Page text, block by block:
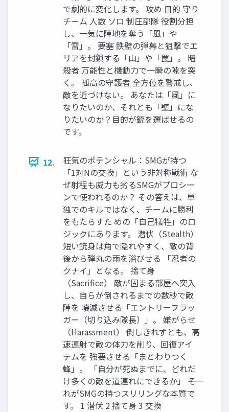
で劇的に変化します。 攻め 目的 守り
チーム 人数 ソロ 制圧部隊 役割分担
し、一気に陣地を奪う「風」や
「雷」。 要塞 鉄壁の弾幕と狙撃でエ
リアを封鎖する「山」や「罠」。 暗
殺者 万能性と機動力で一瞬の隙を突
く。 孤高の守護者 全方位を警戒し、
敵を近づけない。 あなたは「風」に
なりたいのか、それとも「壁」にな
りたいのか？目的が銃を選ばせるの
です。
12.
狂気のポテンシャル：SMGが持つ
「1対Nの交換」という非対称戦術 な
ぜ射程も威力も劣るSMGがプロシー
ンで使われるのか？ その答えは、単
独でのキルではなく、チームに勝利
をもたらすた めの「自己犠牲」のロ
ジックにあります。 潜伏（Stealth）
短い銃身は角で隠れやすく、敵の背
後から弾丸の雨を浴びせる 「忍者の
クナイ」となる。 捨て身
（Sacrifice） 敵が固まる部屋へ突入
し、自らが倒されるまでの数秒で敵
陣を 壊滅させる「エントリーフラッ
ガー（切り込み隊長）」。 嫌がらせ
（Harassment） 倒しきれずとも、高
速連射で敵の体力を削り、回復アイ
テムを 強要させる「まとわりつく
蜂」。 「自分が死ぬまでに、どれだ
け多くの敵を道連れにできるか」 ――そ
れがSMGの持つスリリングな本質で
す。 1 潜伏 2 捨て身 3 交換